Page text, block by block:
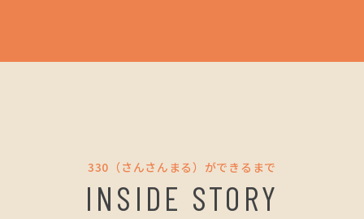
330（さんさんまる）ができるまで
INSIDE STORY